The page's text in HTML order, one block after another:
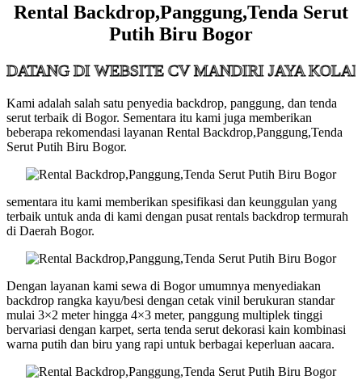
Rental Backdrop,Panggung,Tenda Serut
Putih Biru Bogor
DI WEBSITE CV MANDIRI JAYA KOLABORASI
Kami adalah salah satu penyedia backdrop, panggung, dan tenda
serut terbaik di Bogor. Sementara itu kami juga memberikan
beberapa rekomendasi layanan Rental Backdrop,Panggung,Tenda
Serut Putih Biru Bogor.
sementara itu kami memberikan spesifikasi dan keunggulan yang
terbaik untuk anda di kami dengan pusat rentals backdrop termurah
di Daerah Bogor.
Dengan layanan kami sewa di Bogor umumnya menyediakan
backdrop rangka kayu/besi dengan cetak vinil berukuran standar
mulai 3×2 meter hingga 4×3 meter, panggung multiplek tinggi
bervariasi dengan karpet, serta tenda serut dekorasi kain kombinasi
warna putih dan biru yang rapi untuk berbagai keperluan aacara.